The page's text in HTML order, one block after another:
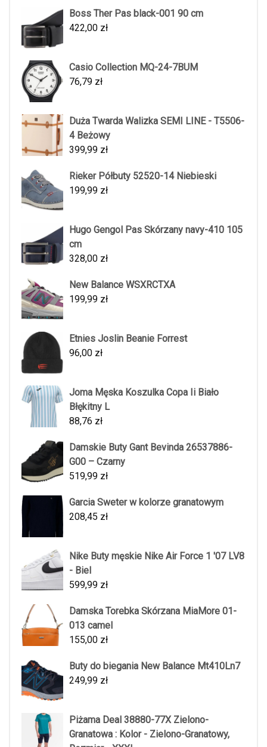
Boss Ther Pas black-001 90 cm
422,00 zł
Casio Collection MQ-24-7BUM
76,79 zł
Duża Twarda Walizka SEMI LINE - T5506-
4 Beżowy
399,99 zł
Rieker Półbuty 52520-14 Niebieski
199,99 zł
Hugo Gengol Pas Skórzany navy-410 105
cm
328,00 zł
New Balance WSXRCTXA
199,99 zł
Etnies Joslin Beanie Forrest
96,00 zł
Joma Męska Koszulka Copa Ii Biało
Błękitny L
88,76 zł
Damskie Buty Gant Bevinda 26537886-
G00 – Czarny
519,99 zł
Garcia Sweter w kolorze granatowym
208,45 zł
Nike Buty męskie Nike Air Force 1 '07 LV8
- Biel
599,99 zł
Damska Torebka Skórzana MiaMore 01-
013 camel
155,00 zł
Buty do biegania New Balance Mt410Ln7
249,99 zł
Piżama Deal 38880-77X Zielono-
Granatowa : Kolor - Zielono-Granatowy,